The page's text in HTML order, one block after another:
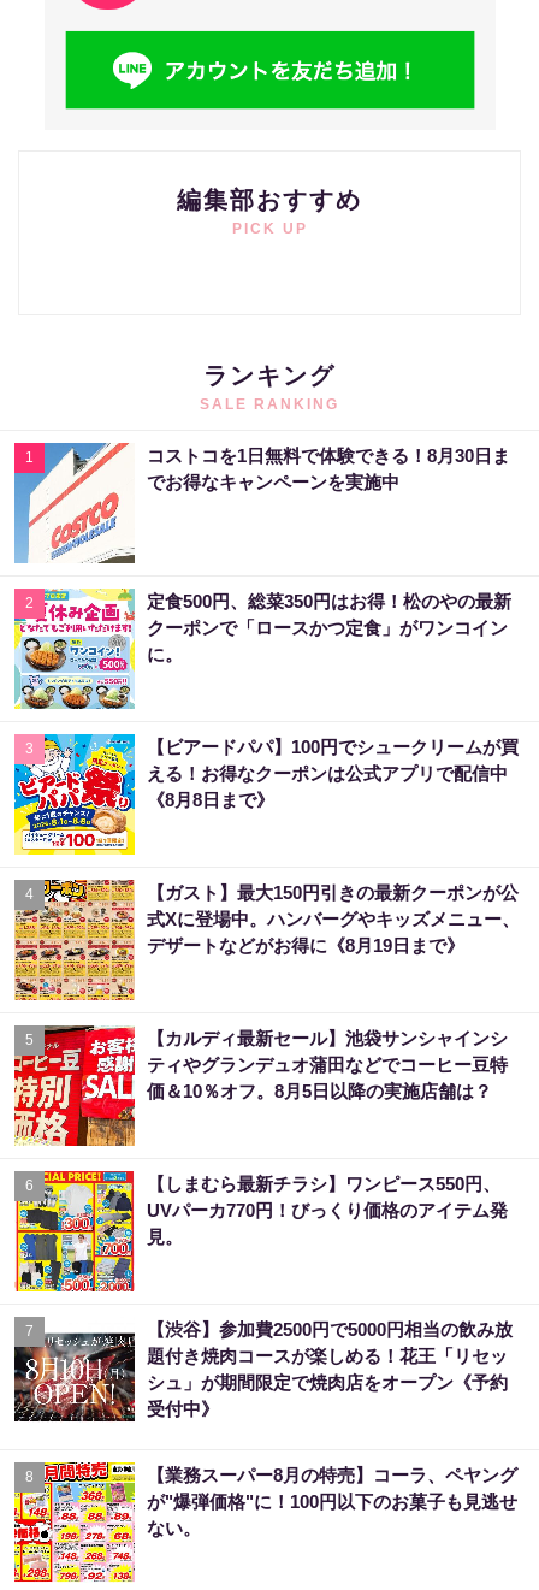
編集部おすすめ
PICK UP
ランキング
SALE RANKING
1
コストコを1日無料で体験できる！8月30日ま
でお得なキャンペーンを実施中
2
定食500円、総菜350円はお得！松のやの最新
クーポンで「ロースかつ定食」がワンコイン
に。
3
【ビアードパパ】100円でシュークリームが買
える！お得なクーポンは公式アプリで配信中
《8月8日まで》
4
【ガスト】最大150円引きの最新クーポンが公
式Xに登場中。ハンバーグやキッズメニュー、
デザートなどがお得に《8月19日まで》
5
【カルディ最新セール】池袋サンシャインシ
ティやグランデュオ蒲田などでコーヒー豆特
価＆10％オフ。8月5日以降の実施店舗は？
6
【しまむら最新チラシ】ワンピース550円、
UVパーカ770円！びっくり価格のアイテム発
見。
7
【渋谷】参加費2500円で5000円相当の飲み放
題付き焼肉コースが楽しめる！花王「リセッ
シュ」が期間限定で焼肉店をオープン《予約
受付中》
8
【業務スーパー8月の特売】コーラ、ペヤング
が"爆弾価格"に！100円以下のお菓子も見逃せ
ない。